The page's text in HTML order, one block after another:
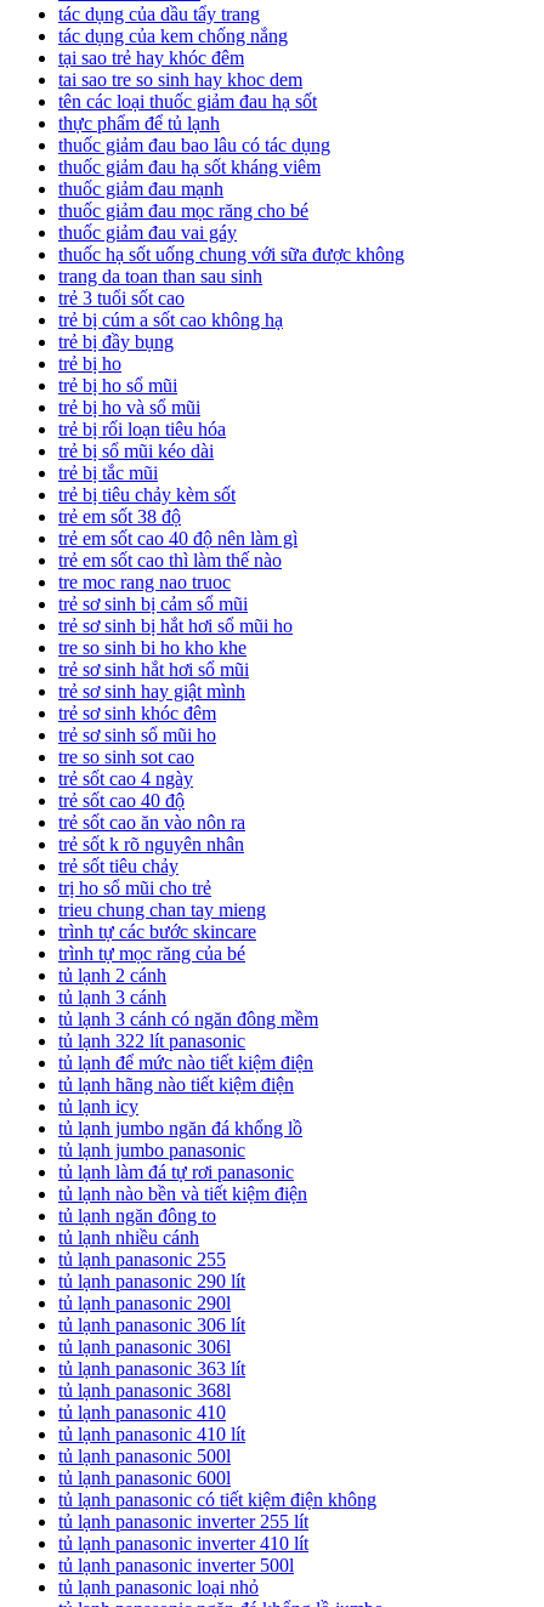
tác dụng của dầu tẩy trang
tác dụng của kem chống nắng
tại sao trẻ hay khóc đêm
tai sao tre so sinh hay khoc dem
tên các loại thuốc giảm đau hạ sốt
thực phẩm để tủ lạnh
thuốc giảm đau bao lâu có tác dụng
thuốc giảm đau hạ sốt kháng viêm
thuốc giảm đau mạnh
thuốc giảm đau mọc răng cho bé
thuốc giảm đau vai gáy
thuốc hạ sốt uống chung với sữa được không
trang da toan than sau sinh
trẻ 3 tuổi sốt cao
trẻ bị cúm a sốt cao không hạ
trẻ bị đầy bụng
trẻ bị ho
trẻ bị ho sổ mũi
trẻ bị ho và sổ mũi
trẻ bị rối loạn tiêu hóa
trẻ bị sổ mũi kéo dài
trẻ bị tắc mũi
trẻ bị tiêu chảy kèm sốt
trẻ em sốt 38 độ
trẻ em sốt cao 40 độ nên làm gì
trẻ em sốt cao thì làm thế nào
tre moc rang nao truoc
trẻ sơ sinh bị cảm sổ mũi
trẻ sơ sinh bị hắt hơi sổ mũi ho
tre so sinh bi ho kho khe
trẻ sơ sinh hắt hơi sổ mũi
trẻ sơ sinh hay giật mình
trẻ sơ sinh khóc đêm
trẻ sơ sinh sổ mũi ho
tre so sinh sot cao
trẻ sốt cao 4 ngày
trẻ sốt cao 40 độ
trẻ sốt cao ăn vào nôn ra
trẻ sốt k rõ nguyên nhân
trẻ sốt tiêu chảy
trị ho sổ mũi cho trẻ
trieu chung chan tay mieng
trình tự các bước skincare
trình tự mọc răng của bé
tủ lạnh 2 cánh
tủ lạnh 3 cánh
tủ lạnh 3 cánh có ngăn đông mềm
tủ lạnh 322 lít panasonic
tủ lạnh để mức nào tiết kiệm điện
tủ lạnh hãng nào tiết kiệm điện
tủ lạnh icy
tủ lạnh jumbo ngăn đá khổng lồ
tủ lạnh jumbo panasonic
tủ lạnh làm đá tự rơi panasonic
tủ lạnh nào bền và tiết kiệm điện
tủ lạnh ngăn đông to
tủ lạnh nhiều cánh
tủ lạnh panasonic 255
tủ lạnh panasonic 290 lít
tủ lạnh panasonic 290l
tủ lạnh panasonic 306 lít
tủ lạnh panasonic 306l
tủ lạnh panasonic 363 lít
tủ lạnh panasonic 368l
tủ lạnh panasonic 410
tủ lạnh panasonic 410 lít
tủ lạnh panasonic 500l
tủ lạnh panasonic 600l
tủ lạnh panasonic có tiết kiệm điện không
tủ lạnh panasonic inverter 255 lít
tủ lạnh panasonic inverter 410 lít
tủ lạnh panasonic inverter 500l
tủ lạnh panasonic loại nhỏ